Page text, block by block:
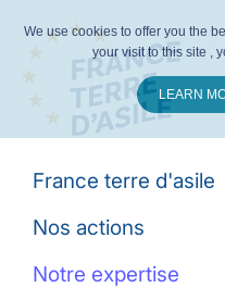
France terre d'asile
Nos actions
Notre expertise
We use cookies to offer you the
your visit to this site ,
LEARN